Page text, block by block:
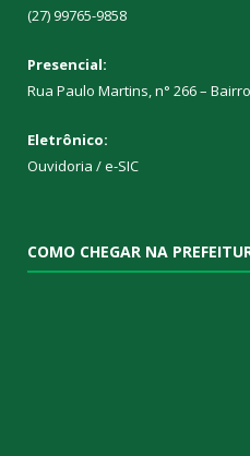
(27) 99765-9858
Presencial:
Rua Paulo Martins, n° 266 –
Eletrônico:
Ouvidoria /e-SIC
COMO CHEGAR NA